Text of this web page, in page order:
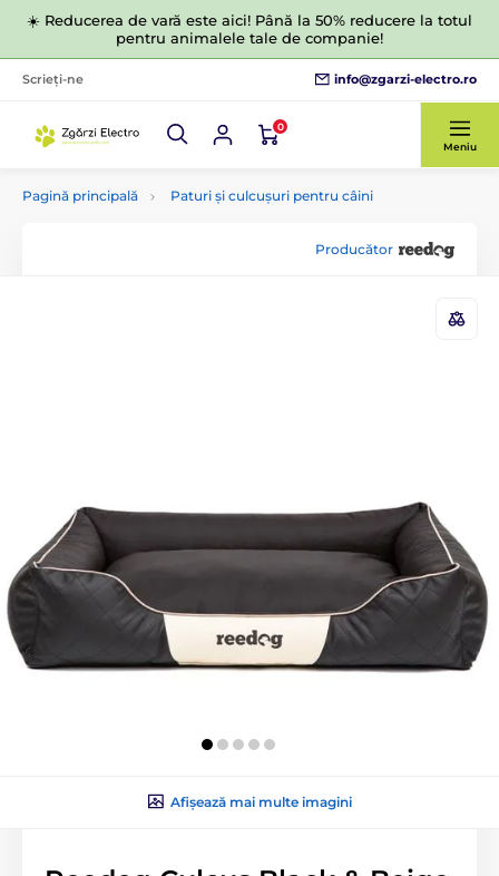
☀️ Reducerea de vară este aici! Până la 50% reducere la totul
pentru animalele tale de companie!
Scrieți-ne info@zgarzi-electro.ro
0
Meniu
Pagină principală Paturi și culcușuri pentru câini
Producător
Afișează mai multe imagini